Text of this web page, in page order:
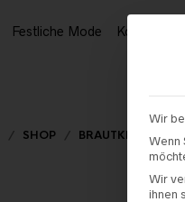
Festliche Mode Kommunion
/ SHOP / BRAUTKLEIDER /
Wir
Wenn
Wir
ihnen